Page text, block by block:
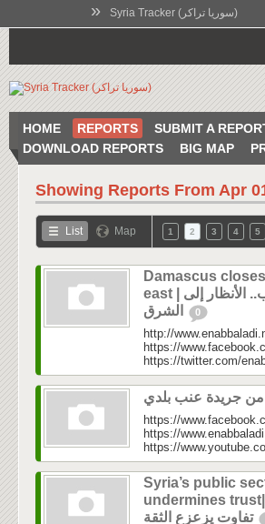
» Syria Tracker (سوريا تراكر)
HOME REPORTS SUBMIT A
DOWNLOAD REPORTS
BIG MAP
Showing Reports From Apr
List Map 1 2 3 4 5
Damascus
east | دمشق تطوي ملف حلب.. الأنظار إلى
0
http://
https://
https://twitter.com/
https://
https://
https://
Syria’s public
undermines trust| الرواتب في القطاع العام..
تفاوت يزعزع الثقة